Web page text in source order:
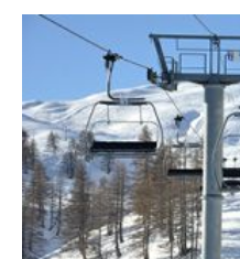
du
contrôle
continuera
d’exercer
sur
leur
lég...
Sports
le
Conseil
d’Etat
ne
suspend